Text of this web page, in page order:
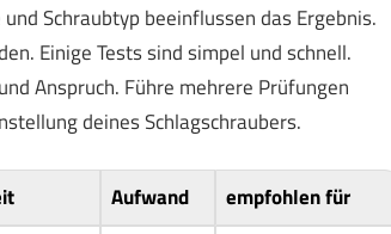
Schraubtyp beeinflussen das Ergebnis.
Einige Tests sind simpel und schnell.
Anspruch. Führe mehrere Prüfungen
deines Schlagschraubers.
Aufwand empfohlen für